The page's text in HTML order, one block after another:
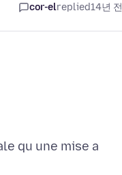
cor-elreplied14년 전
qu une mise a